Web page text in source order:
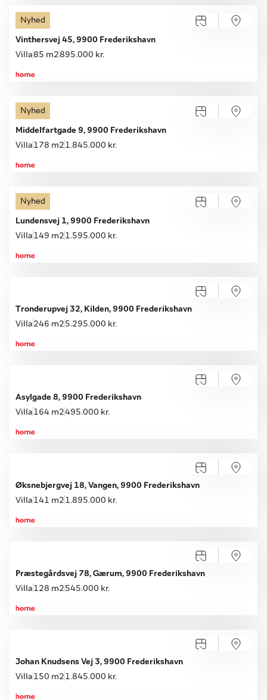
Åbent hus med tilmelding
Nyhed
Vinthersvej 45, 9900 Frederikshavn
Villa85 m2895.000 kr.
Åbent hus med tilmelding
Nyhed
Middelfartgade 9, 9900 Frederikshavn
Villa 178 m2 1.845.000 kr.
Åbent hus med tilmelding
Nyhed
Lundensvej 1, 9900 Frederikshavn
Villa 149 m2 1.595.000 kr.
Tronderupvej 32, Kilden, 9900 Frederikshavn
Villa 246 m2 5.295.000 kr.
Lørdag 08.08, kl. 10.00-16.00
Asylgade 8, 9900 Frederikshavn
Villa 164 m2495.000 kr.
Lørdag 22.08, kl. 10.00-14.00
Øksnebjergvej 18, Vangen, 9900 Frederikshavn
Villa 141 m2 1.895.000 kr.
Lørdag 08.08, kl. 10.00-16.00
Præstegårdsvej 78, Gærum, 9900 Frederikshavn
Villa 128 m2 545.000 kr.
Lørdag 08.08, kl. 10.00-16.00
Johan Knudsens Vej 3, 9900 Frederikshavn
Villa 150 m2 1.845.000 kr.